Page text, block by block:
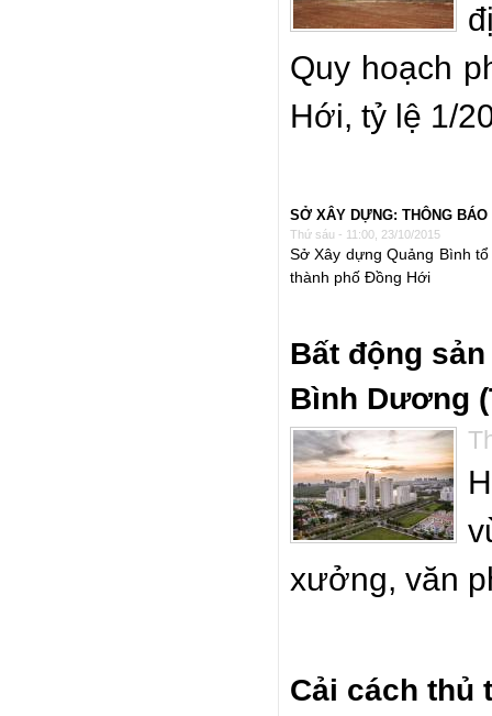
Quy hoạch
Hới, tỷ lệ 1/
SỞ XÂY DỰNG: THÔNG
Thứ sáu - 11:00, 23/10/2015
Sở Xây dựng Quảng Bình
thành phố Đồng Hới
Bất động
Bình Dương
xưởng, văn
Cải cách thủ